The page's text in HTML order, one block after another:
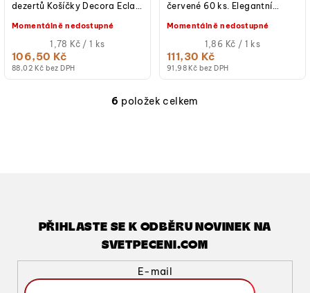
88,02 Kč bez DPH
106,50 Kč
Měrná
cena:
1,78 Kč / 1 ks
Momentálně nedostupné
dezertů Košíčky Decora Eclair
perfektní volbou pro pečení
91,98 Kč bez DPH
111,30 Kč
Měrná
cena:
1,86 Kč / 1 ks
Momentálně nedostupné
červené 60 ks. Elegantní
papíru odolného do 220 °C.
Ideální pro...
O
í
p
r
v
k
6 položek celkem
PŘIHLASTE SE K ODBĚRU NOVINEK NA
SVETPECENI.COM
E-mail